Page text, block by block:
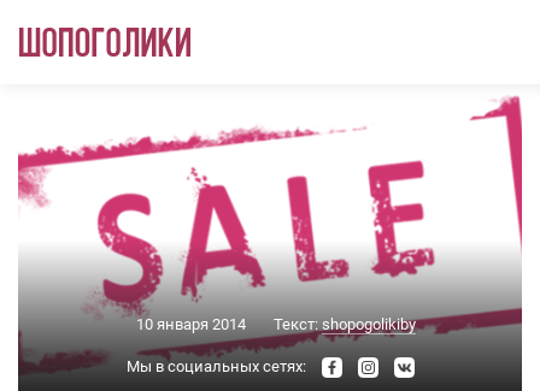
10 января 2014 Текст: shopogolikiby
Мы в социальных сетях: